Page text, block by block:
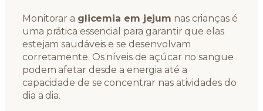
Monitorar a glicemia em jejum nas crianças é
uma prática essencial para garantir que elas
estejam saudáveis e se desenvolvam
corretamente. Os níveis de açúcar no sangue
podem afetar desde a energia até a
capacidade de se concentrar nas atividades do
dia a dia.